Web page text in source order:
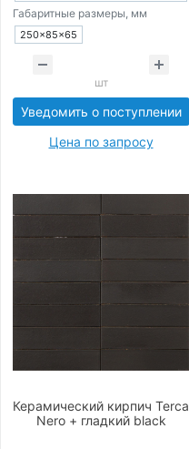
Габаритные размеры, мм
250×85×65
шт
Уведомить о поступлении
Цена по запросу
Керамический кирпич Terca
Nero + гладкий black